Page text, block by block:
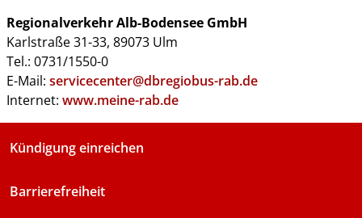
Regionalverkehr Alb-Bodensee GmbH
Karlstraße 31-33, 89073 Ulm
Tel.: 0731/1550-0
E-Mail: servicecenter@dbregiobus-rab.de
Internet: www.meine-rab.de
Kündigung einreichen
Barrierefreiheit